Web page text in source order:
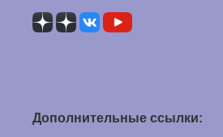
Дополнительные ссылки: